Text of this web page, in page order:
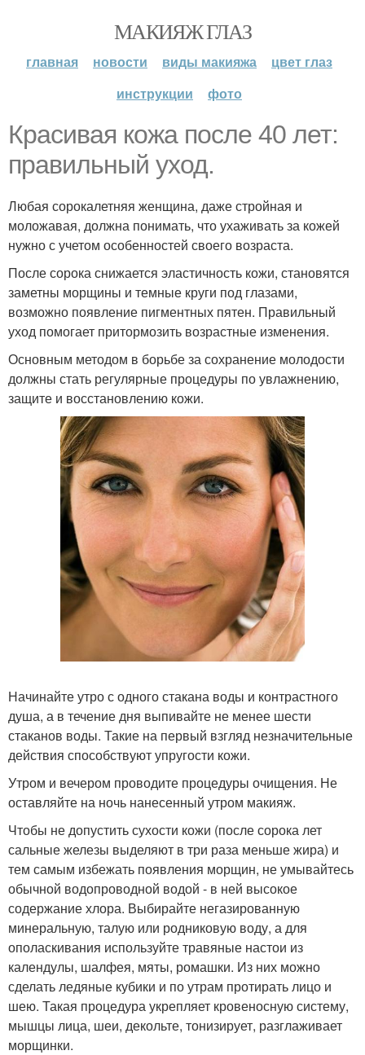
МАКИЯЖ ГЛАЗ
главная новости виды макияжа
цвет глаз
инструкции
фото
Красивая кожа после 40 лет:
правильный уход.
Любая сорокалетняя женщина, даже стройная и
моложавая, должна понимать, что ухаживать за кожей
нужно с учетом особенностей своего возраста.
После сорока снижается эластичность кожи, становятся
заметны морщины и темные круги под глазами,
возможно появление пигментных пятен. Правильный
уход помогает притормозить возрастные изменения.
Основным методом в борьбе за сохранение молодости
должны стать регулярные процедуры по увлажнению,
защите и восстановлению кожи.
Начинайте утро с одного стакана воды и контрастного
душа, а в течение дня выпивайте не менее шести
стаканов воды. Такие на первый взгляд незначительные
действия способствуют упругости кожи.
Утром и вечером проводите процедуры очищения. Не
оставляйте на ночь нанесенный утром макияж.
Чтобы не допустить сухости кожи (после сорока лет
сальные железы выделяют в три раза меньше жира) и
тем самым избежать появления морщин, не умывайтесь
обычной водопроводной водой - в ней высокое
содержание хлора. Выбирайте негазированную
минеральную, талую или родниковую воду, а для
ополаскивания используйте травяные настои из
календулы, шалфея, мяты, ромашки. Из них можно
сделать ледяные кубики и по утрам протирать лицо и
шею. Такая процедура укрепляет кровеносную систему,
мышцы лица, шеи, декольте, тонизирует, разглаживает
морщинки.